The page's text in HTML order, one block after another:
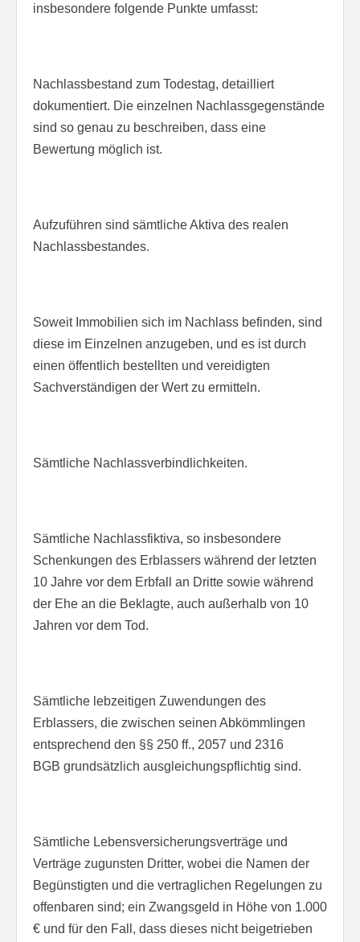
insbesondere folgende Punkte umfasst:
Nachlassbestand zum Todestag, detailliert
dokumentiert. Die einzelnen Nachlassgegenstände
sind so genau zu beschreiben, dass eine
Bewertung möglich ist.
Aufzuführen sind sämtliche Aktiva des realen
Nachlassbestandes.
Soweit Immobilien sich im Nachlass befinden, sind
diese im Einzelnen anzugeben, und es ist durch
einen öffentlich bestellten und vereidigten
Sachverständigen der Wert zu ermitteln.
Sämtliche Nachlassverbindlichkeiten.
Sämtliche Nachlassfiktiva, so insbesondere
Schenkungen des Erblassers während der letzten
10 Jahre vor dem Erbfall an Dritte sowie während
der Ehe an die Beklagte, auch außerhalb von 10
Jahren vor dem Tod.
Sämtliche lebzeitigen Zuwendungen des
Erblassers, die zwischen seinen Abkömmlingen
entsprechend den §§ 250 ff., 2057 und 2316
BGB grundsätzlich ausgleichungspflichtig sind.
Sämtliche Lebensversicherungsverträge und
Verträge zugunsten Dritter, wobei die Namen der
Begünstigten und die vertraglichen Regelungen zu
offenbaren sind; ein Zwangsgeld in Höhe von 1.000
€ und für den Fall, dass dieses nicht beigetrieben